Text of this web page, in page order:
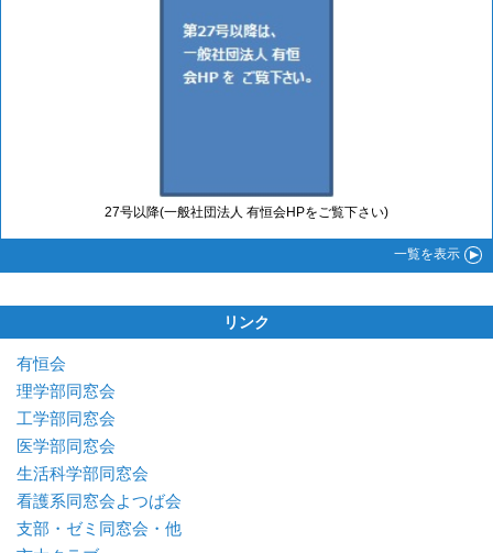
27号以降(一般社団法人 有恒会HPをご覧下さい)
一覧を表示
リンク
有恒会
理学部同窓会
工学部同窓会
医学部同窓会
生活科学部同窓会
看護系同窓会よつば会
支部・ゼミ同窓会・他